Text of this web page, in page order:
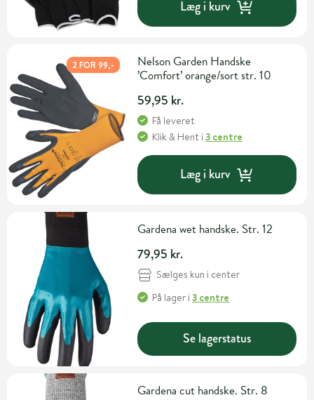
Læg i kurv
2 FOR 99,-
Nelson Garden Handske
’Comfort’ orange/sort str. 10
59,95 kr.
Få leveret
Klik & Hent i3 centre
Læg i kurv
Gardena wet handske. Str. 12
79,95 kr.
Sælges kun i center
På lager i3 centre
Se lagerstatus
Gardena cut handske. Str. 8